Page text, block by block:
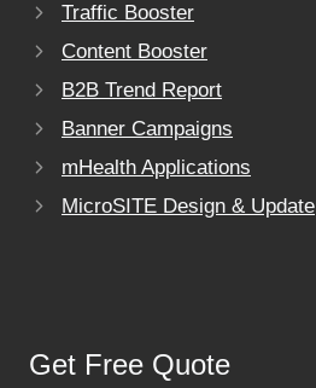
Traffic Booster
Content Booster
B2B Trend Report
Banner Campaigns
mHealth Applications
MicroSITE Design & Update
Get Free Quote